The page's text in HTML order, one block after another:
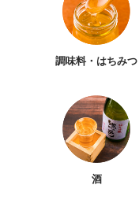
調味料・はちみつ
酒